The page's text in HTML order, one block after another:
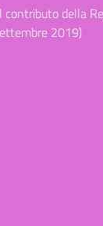
della
2019)